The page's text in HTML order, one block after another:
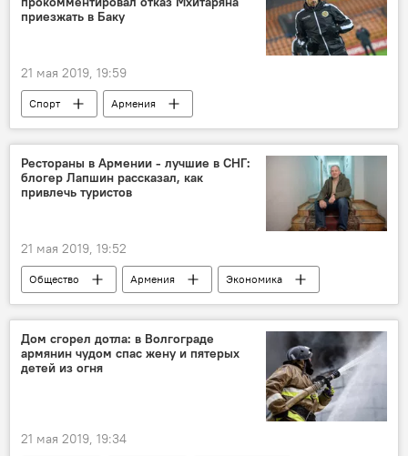
приезжать в Баку
21 мая 2019, 19:59
Спорт Армения
Рестораны в Армении - лучшие в СНГ:
блогер Лапшин рассказал, как
привлечь туристов
21 мая 2019, 19:52
Общество Армения
Экономика
Новости Армения
Туризм в Армении
Дом сгорел дотла: в Волгограде
армянин чудом спас жену и пятерых
детей из огня
21 мая 2019, 19:34